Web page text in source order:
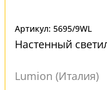
Артикул: 5695/9WL
Настенный
Lumion (Италия)